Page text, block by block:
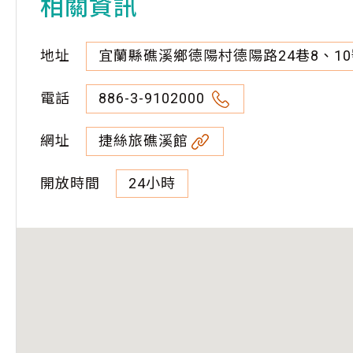
相關資訊
地址 宜蘭縣礁溪鄉德陽村德陽路24巷8、
電話 886-3-9102000
網址 捷絲旅礁溪館
開放時間 24小時